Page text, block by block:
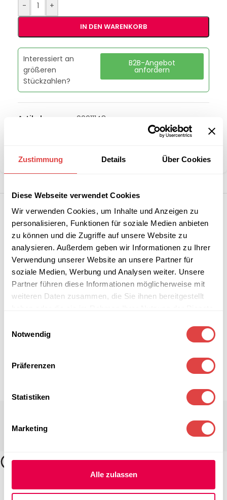
Zustimmung Details Über Cookies
Diese Webseite verwendet Cookies
Wir verwenden Cookies, um Inhalte und Anzeigen zu
personalisieren, Funktionen für soziale Medien anbieten
zu können und die Zugriffe auf unsere Website zu
analysieren. Außerdem geben wir Informationen zu Ihrer
Verwendung unserer Website an unsere Partner für
soziale Medien, Werbung und Analysen weiter. Unsere
Partner führen diese Informationen möglicherweise mit
weiteren Daten zusammen, die Sie ihnen bereitgestellt
Notwendig
Präferenzen
Statistiken
Marketing
Alle zulassen
- +
IN DEN WARENKORB
Interessiert an
größeren
Stückzahlen?
B2B-Angebot
anfordern
Artikelnummer: 00011148
Teilen: